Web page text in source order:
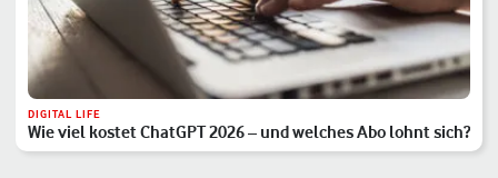
DIGITAL LIFE
Wie viel kostet ChatGPT 2026 – und welches Abo lohnt sich?